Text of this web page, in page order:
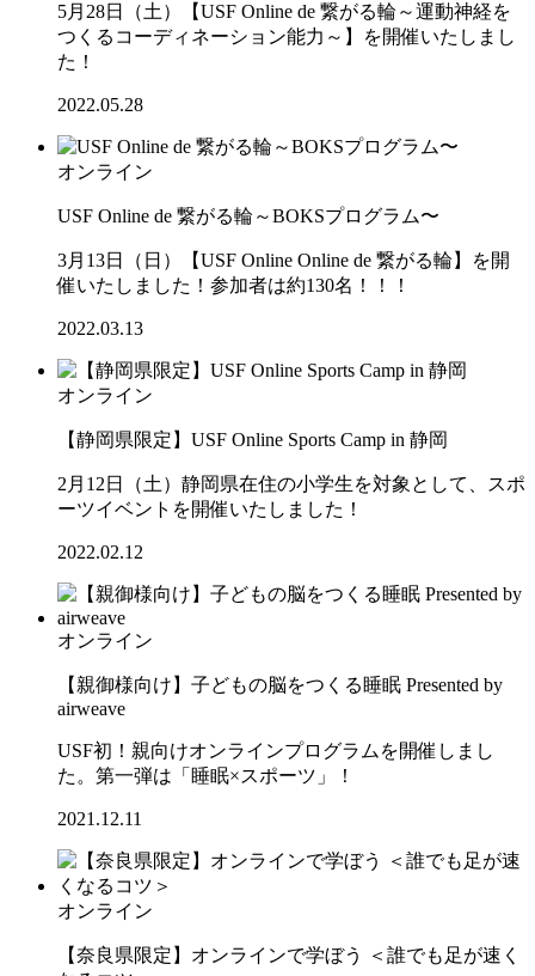
5月28日（土）【USF Online de 繋がる輪～運動神経を
つくるコーディネーション能力～】を開催いたしまし
た！
2022.05.28
オンライン
USF Online de 繋がる輪～BOKSプログラム〜
3月13日（日）【USF Online Online de 繋がる輪】を開
催いたしました！参加者は約130名！！！
2022.03.13
オンライン
【静岡県限定】USF Online Sports Camp in 静岡
2月12日（土）静岡県在住の小学生を対象として、スポ
ーツイベントを開催いたしました！
2022.02.12
オンライン
【親御様向け】子どもの脳をつくる睡眠 Presented by
airweave
USF初！親向けオンラインプログラムを開催しまし
た。第一弾は「睡眠×スポーツ」！
2021.12.11
オンライン
【奈良県限定】オンラインで学ぼう ＜誰でも足が速く